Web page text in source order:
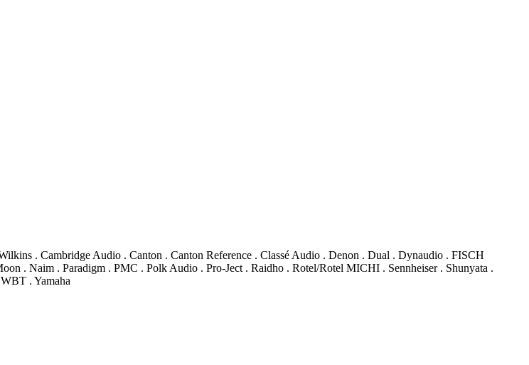
. Cambridge Audio . Canton . Canton Reference . Classé Audio . Denon . Dual . Dynaudio . FISCH
. Naim . Paradigm . PMC . Polk Audio . Pro-Ject . Raidho . Rotel/Rotel MICHI . Sennheiser . Shunyata .
. Yamaha